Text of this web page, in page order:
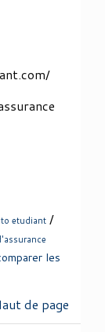
etudiant /
les
de page